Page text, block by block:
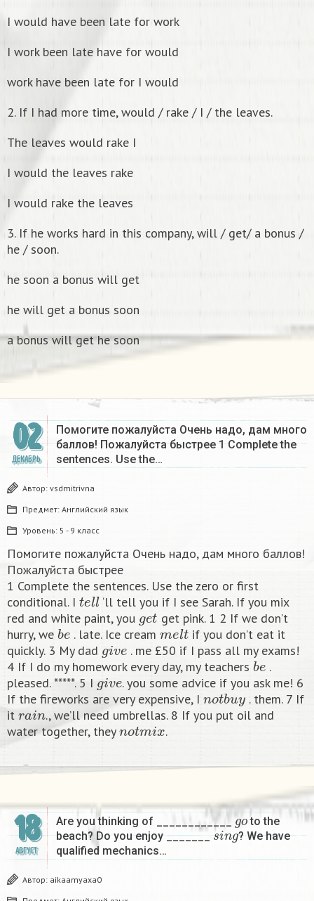
I would have been late for work
I work been late have for would
work have been late for I would
2. If I had more time, would / rake / I / the leaves.
The leaves would rake I
I would the leaves rake
I would rake the leaves
3. If he works hard in this company, will / get/ a bonus /
he / soon.
he soon a bonus will get
he will get a bonus soon
a bonus will get he soon
02
ДЕКАБРЬ
Помогите пожалуйста Очень надо, дам много
баллов! Пожалуйста быстрее 1 Complete the
sentences. Use the…
Автор: vsdmitrivna
Предмет: Английский язык
Уровень: 5 - 9 класс
Помогите пожалуйста Очень надо, дам много баллов!
Пожалуйста быстрее
1 Complete the sentences. Use the zero or first
conditional. I
tell
‘ll tell you if I see Sarah. If you mix
red and white paint, you
get
get pink. 1 2 If we don’t
hurry, we
be
. late. Ice cream
melt
if you don’t eat it
quickly. 3 My dad
giv e
. me £50 if I pass all my exams!
4 If I do my homework every day, my teachers
be
.
pleased. *****. 5 I
give
. you some advice if you ask me! 6
If the fireworks are very expensive, I
no tbuy
. them. 7 If
it
rain
., we’ll need umbrellas. 8 If you put oil and
water together, they
notmix
. ​
18
АВГУСТ
Are you thinking of ____________
go
to the
beach? Do you enjoy _______
sing
? We have
qualified mechanics…
Автор: aikaamyaxa0